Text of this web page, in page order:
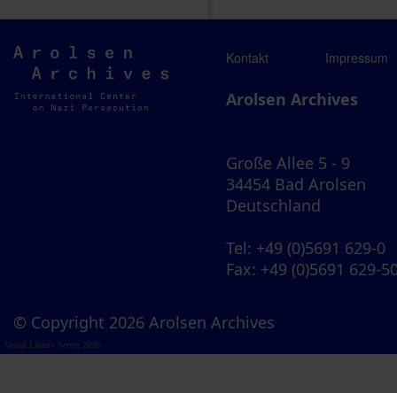
Arolsen
Archives
Kontakt Impressum
Arolsen Archives
Große Allee 5 - 9
34454 Bad Arolsen
Deutschland
Tel: +49 (0)5691 629-0
Fax: +49 (0)5691 629-
© Copyright 2026 Arolsen Archives
Visual Library Server 2026